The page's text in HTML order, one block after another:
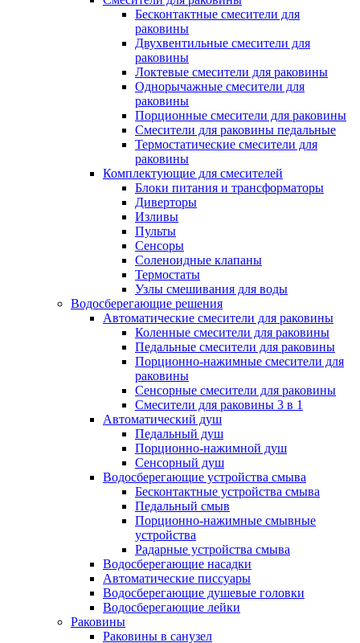
Бесконтактные смесители для
раковины
Двухвентильные смесители для
раковины
Локтевые смесители для раковины
Однорычажные смесители для
раковины
Порционные смесители для раковины
Смесители для раковины педальные
Термостатические смесители для
раковины
Комплектующие для смесителей
Блоки питания и трансформаторы
Диверторы
Изливы
Пульты
Сенсоры
Соленоидные клапаны
Термостаты
Узлы смешивания для воды
Водосберегающие решения
Автоматические смесители для раковины
Коленные смесители для раковины
Педальные смесители для раковины
Порционно-нажимные смесители для
раковины
Сенсорные смесители для раковины
Смесители для раковины 3 в 1
Автоматический душ
Педальный душ
Порционно-нажимной душ
Сенсорный душ
Водосберегающие устройства смыва
Бесконтактные устройства смыва
Педальный смыв
Порционно-нажимные смывные
устройства
Радарные устройства смыва
Водосберегающие насадки
Автоматические писсуары
Водосберегающие душевые головки
Водосберегающие лейки
Раковины
Раковины в санузел